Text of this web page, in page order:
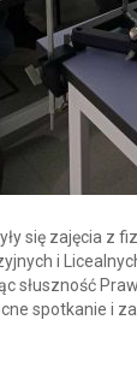
się zajęcia z
i
słuszność
spotkanie i